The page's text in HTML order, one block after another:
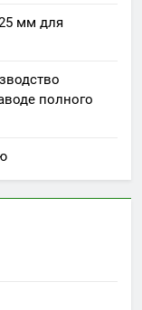
мм для
полного